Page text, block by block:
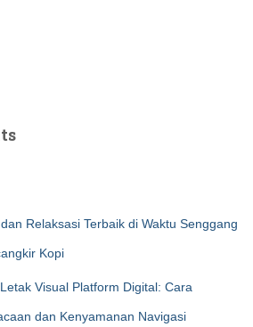
Relaksasi Terbaik di Waktu Senggang
Kopi
Visual Platform Digital: Cara
dan Kenyamanan Navigasi